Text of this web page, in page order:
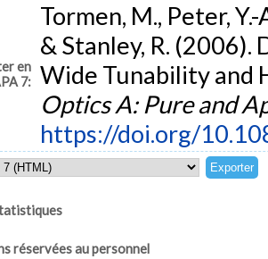
en
7:
Tormen, M., Peter,
& Stanley, R.
Wide Tunability and
Optics A: Pure and
https://doi.org/
réservées au personnel